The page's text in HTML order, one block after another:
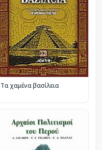
Τα χαμένα βασίλεια